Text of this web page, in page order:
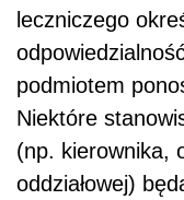
leczniczego
podmiotem
Niektóre
(np. kierownika,
oddziałowej)